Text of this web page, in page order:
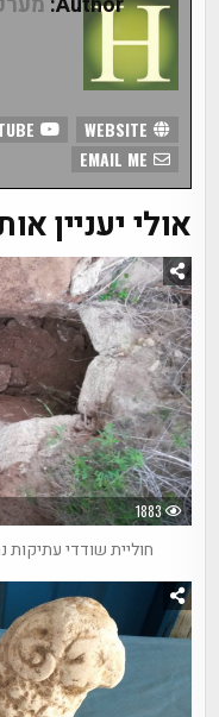
אולי יעניין
1883
חוליית שודדי